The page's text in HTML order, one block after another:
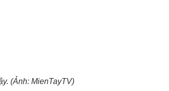
(Ảnh: MienTayTV)